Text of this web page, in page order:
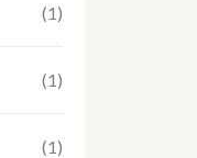
(1)
(1)
(1)